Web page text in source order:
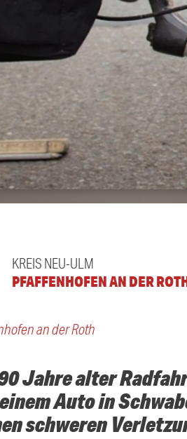
KREIS NEU-ULM
PFAFFENHOFEN AN DER
an der Roth
Jahre alter
Auto in
schweren